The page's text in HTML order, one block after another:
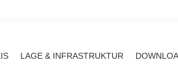
LAGE & INFRASTRUKTUR